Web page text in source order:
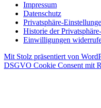
Impressum
Datenschutz
Privatsphäre-
Historie der
Einwilligungen
Mit Stolz präsentiert von
DSGVO Cookie Consent mit